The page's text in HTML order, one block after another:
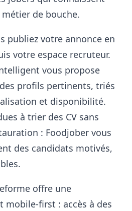
de bouche.
publiez votre annonce en
votre espace recruteur.
vous propose
profils pertinents, triés
et disponibilité.
à trier des CV sans
: Foodjober vous
des candidats motivés,
offre une
mobile-first : accès à des